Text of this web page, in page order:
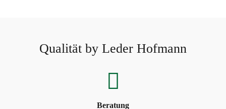
Qualität by Leder Hofmann
Beratung